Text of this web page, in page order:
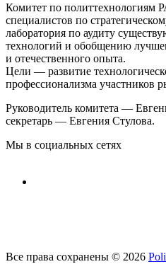
Комитет по политтехнологиям
специалистов по
лаборатория по аудиту
технологий и обобщению
и отечественного опыта.
Цели — развитие
профессионализма участников
Руководитель комитета —
секретарь — Евгения Стулова.
Мы в социальных сетях
Все права сохранены © 2026